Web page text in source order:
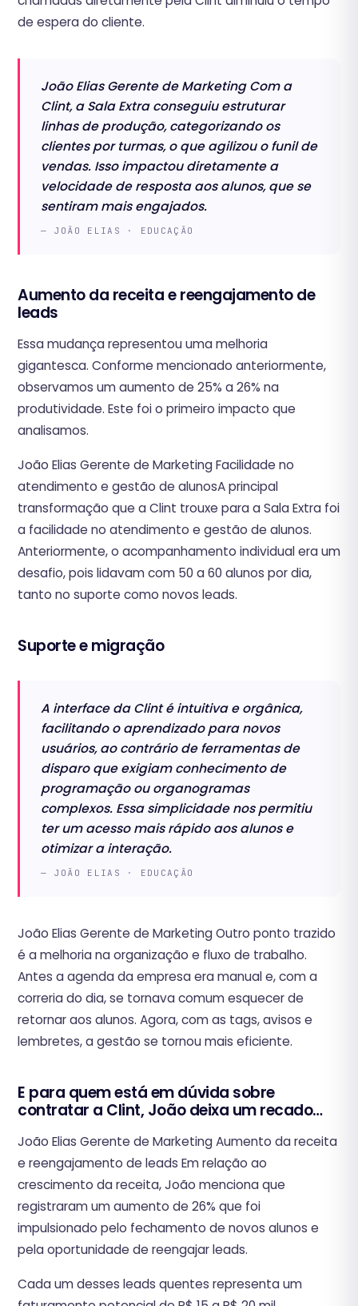
de espera do cliente.
João Elias Gerente de Marketing Com a
Clint, a Sala Extra conseguiu estruturar
linhas de produção, categorizando os
clientes por turmas, o que agilizou o funil de
vendas. Isso impactou diretamente a
velocidade de resposta aos alunos, que se
sentiram mais engajados.
— JOÃO ELIAS · EDUCAÇÃO
‍Aumento da receita e reengajamento de
leads
Essa mudança representou uma melhoria
gigantesca. Conforme mencionado anteriormente,
observamos um aumento de 25% a 26% na
produtividade. Este foi o primeiro impacto que
analisamos.
João Elias Gerente de Marketing Facilidade no
atendimento e gestão de alunosA principal
transformação que a Clint trouxe para a Sala Extra foi
a facilidade no atendimento e gestão de alunos.
Anteriormente, o acompanhamento individual era um
desafio, pois lidavam com 50 a 60 alunos por dia,
tanto no suporte como novos leads.‍
Suporte e migração
A interface da Clint é intuitiva e orgânica,
facilitando o aprendizado para novos
usuários, ao contrário de ferramentas de
disparo que exigiam conhecimento de
programação ou organogramas
complexos. Essa simplicidade nos permitiu
ter um acesso mais rápido aos alunos e
otimizar a interação.
— JOÃO ELIAS · EDUCAÇÃO
João Elias Gerente de Marketing ‍Outro ponto trazido
é a melhoria na organização e fluxo de trabalho.
Antes a agenda da empresa era manual e, com a
correria do dia, se tornava comum esquecer de
retornar aos alunos. Agora, com as tags, avisos e
lembretes, a gestão se tornou mais eficiente.‍
E para quem está em dúvida sobre
contratar a Clint, João deixa um recado…
João Elias Gerente de Marketing ‍Aumento da receita
e reengajamento de leads Em relação ao
crescimento da receita, João menciona que
registraram um aumento de 26% que foi
impulsionado pelo fechamento de novos alunos e
pela oportunidade de reengajar leads.
Cada um desses leads quentes representa um